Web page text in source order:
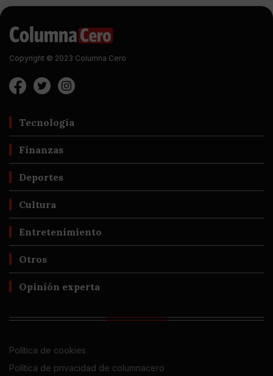
Copyright © 2023 Columna Cero
Tecnología
Finanzas
Deportes
Cultura
Entretenimiento
Otros
Opinión experta
Política de cookies
Política de privacidad de columnacero